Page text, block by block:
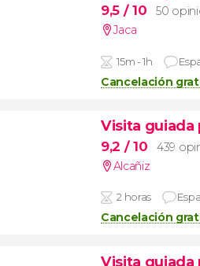
9,5 / 10
50
Jaca
15m - 1h
Cancelación
Visita guiada
9,2 / 10
439
Alcañiz
2 horas
Cancelación
Visita guiada